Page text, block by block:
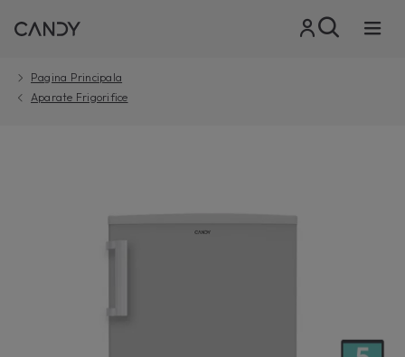
Pagina Principala
Aparate Frigorifice